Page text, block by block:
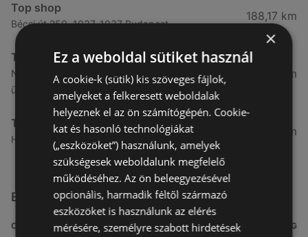
Top shop
Bécsi út 250. 1037, 1037 Budapest
188,17 km
Top shop
Nagytétényi út 43. campona földszint, 118 - as
üzlet 1222, 1223 Budapest
189,95 km
Top shop
Hunyadi János út 19 1117, 1116 Budapest
191,19 km
Egyéb Más üzletek a közelben
CÍM TÁVOLSÁG
×
Ez a weboldal sütiket használ
A cookie-k (sütik) kis szöveges fájlok,
amelyeket a felkeresett weboldalak
helyeznek el az ön számítógépén. Cookie-
kat és hasonló technológiákat
(„eszközöket”) használunk, amelyek
szükségesek weboldalunk megfelelő
működéséhez. Az ön beleegyezésével
opcionális, harmadik féltől származó
eszközöket is használunk az elérés
mérésére, személyre szabott hirdetések